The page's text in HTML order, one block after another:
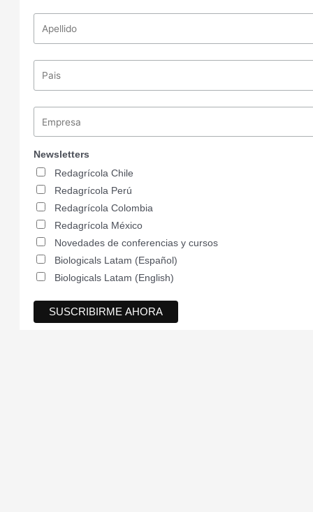
Newsletters
Redagrícola Chile
Redagrícola Perú
Redagrícola Colombia
Redagrícola México
Novedades de conferencias y cursos
Biologicals Latam (Español)
Biologicals Latam (English)